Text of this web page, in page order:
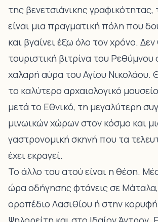
της βενετσιάνικης γραφικότητας,
είναι μια πραγματική πόλη που
και βγαίνει έξω όλο τον χρόνο.
τουριστική βιτρίνα του Ρεθύμνου
χαλαρή αύρα του Αγίου Νικολάου.
το καλύτερο αρχαιολογικό
μετά το Εθνικό, τη μεγαλύτερη
μινωικών χώρων στον κόσμο και
γαστρονομική σκηνή που τα
έχει εκραγεί.
Το άλλο του ατού είναι η θέση.
ώρα οδήγησης φτάνεις σε Μάταλα,
οροπέδιο Λασιθίου ή στην